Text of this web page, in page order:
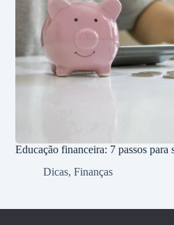
Educação financeira: 7 passos para
Dicas,Finanças